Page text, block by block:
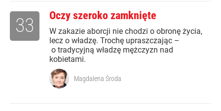
Oczy szeroko zamknięte
W zakazie aborcji nie chodzi o obronę życia,
lecz o władzę. Trochę upraszczając –
o tradycyjną władzę mężczyzn nad
kobietami.
33
Magdalena Środa